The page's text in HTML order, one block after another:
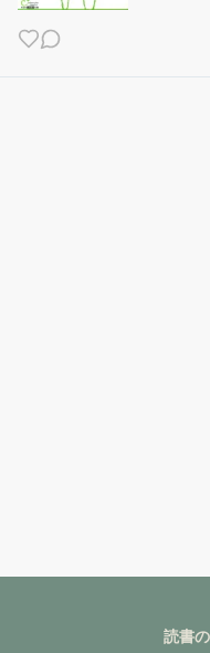
読書